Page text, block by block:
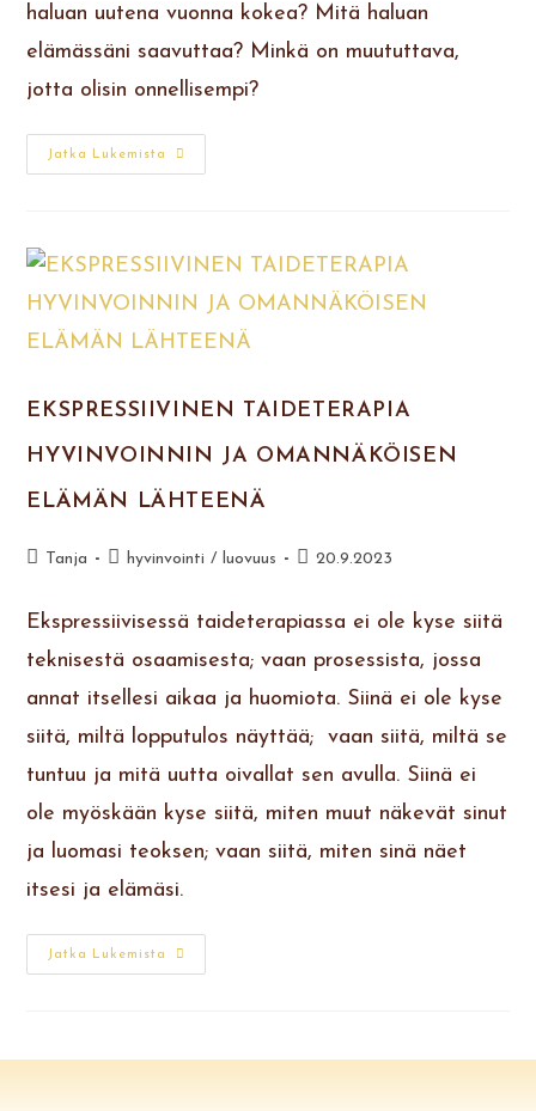
haluan uutena vuonna kokea? Mitä haluan
elämässäni saavuttaa? Minkä on muututtava,
jotta olisin onnellisempi?
Jatka Lukemista
EKSPRESSIIVINEN TAIDETERAPIA
HYVINVOINNIN JA OMANNÄKÖISEN
ELÄMÄN LÄHTEENÄ
Tanja hyvinvointi / luovuus 20.9.2023
Ekspressiivisessä taideterapiassa ei ole kyse siitä
teknisestä osaamisesta; vaan prosessista, jossa
annat itsellesi aikaa ja huomiota. Siinä ei ole kyse
siitä, miltä lopputulos näyttää; vaan siitä, miltä se
tuntuu ja mitä uutta oivallat sen avulla. Siinä ei
ole myöskään kyse siitä, miten muut näkevät sinut
ja luomasi teoksen; vaan siitä, miten sinä näet
itsesi ja elämäsi.
Jatka Lukemista